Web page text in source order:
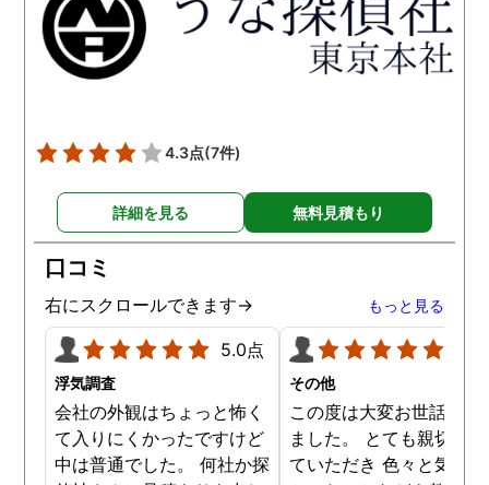
密に連絡をいただきなが
ら、丁寧に対応してくださ
いました。 おかげで、とて
も、不安で日々辛い気持ち
対応して頂いた上に、かな
り迅速に弁護士に関するア
ドバイスを頂き繋いで下さ
った事、本当に感謝してい
ます。
4.3点(7件)
詳細を見る 無料見積もり
口コミ
右にスクロールできます→ もっと見る
5.0点
浮気調査
会社の外観はちょっと怖く
て入りにくかったですけど
中は普通でした。 何社か探
その他
この度は大変お世話にな
ました。 とても親切に
ていただき 色々と気付